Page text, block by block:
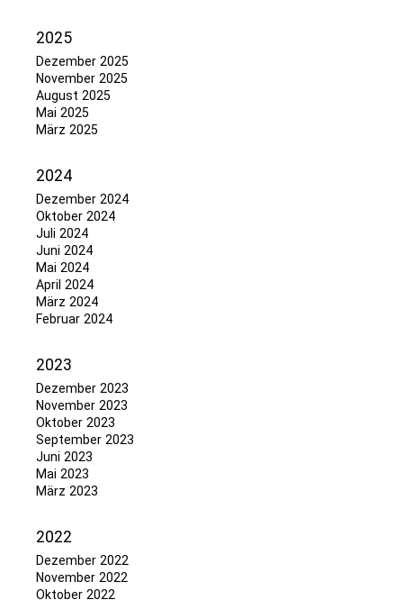
2025
Dezember 2025
November 2025
August 2025
Mai 2025
März 2025
2024
Dezember 2024
Oktober 2024
Juli 2024
Juni 2024
Mai 2024
April 2024
März 2024
Februar 2024
2023
Dezember 2023
November 2023
Oktober 2023
September 2023
Juni 2023
Mai 2023
März 2023
2022
Dezember 2022
November 2022
Oktober 2022